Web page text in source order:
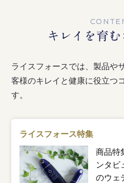
キレイを育む
ライスフォースでは、製品や
客様のキレイと健康に役立つ
す。
ライスフォース特集
商品特
ンタビ
のウェ